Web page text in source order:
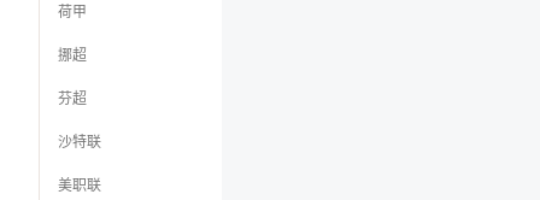
荷甲
挪超
芬超
沙特联
美职联